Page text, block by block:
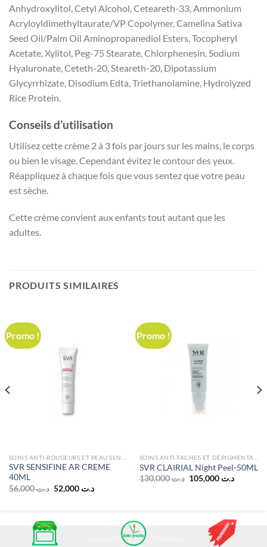
Anhydroxylitol, Cetyl Alcohol, Ceteareth-33, Ammonium
Acryloyldimethyltaurate/VP Copolymer, Camelina Sativa
Seed Oil/Palm Oil Aminopropanediol Esters, Tocopheryl
Acetate, Xylitol, Peg-75 Stearate, Chlorphenesin, Sodium
Hyaluronate, Ceteth-20, Steareth-20, Dipotassium
Glycyrrhizate, Disodium Edta, Triethanolamine, Hydrolyzed
Rice Protein.
Conseils d’utilisation
Utilisez cette crème 2 à 3 fois par jours sur les mains, le corps
ou bien le visage. Cependant évitez le contour des yeux.
Réappliquez à chaque fois que vous sentez que votre peau
est sèche.
Cette crème convient aux enfants tout autant que les
adultes.
PRODUITS SIMILAIRES
Promo !
SVR SENSIFINE AR CREME
40ML
د.ت56,000
Le
prix
د.ت 52,000
Le
د.ت 52,000.
Promo !
SVR CLAIRIAL Night Peel-50ML
د.ت130,000
Le
د.ت 105,000
Le
Copyright 2026 ©